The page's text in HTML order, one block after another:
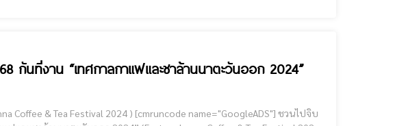
กันที่งาน “เทศกาลกาแฟและชาล้านนาตะวันออก 2024”
) [cmruncode name="GoogleADS"] ชวนไปจิบ